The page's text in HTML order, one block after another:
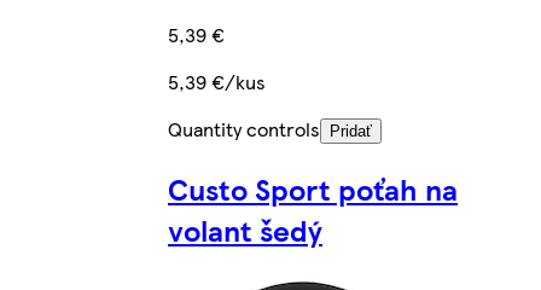
5,39 €
5,39 €/kus
Quantity controls
Pridať
Custo Sport poťah na
volant šedý